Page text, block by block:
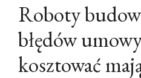
Roboty
błędów
kosztować